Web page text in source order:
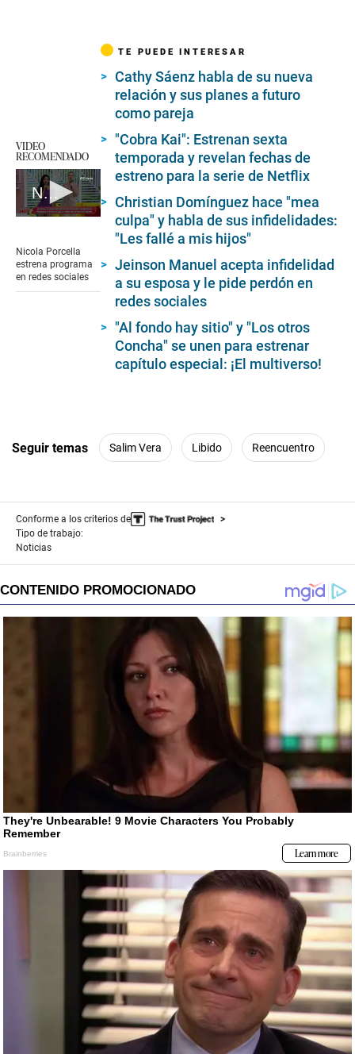
VIDEO
RECOMENDADO
Nicola Porcella estrena programa en redes sociales
of
3
minutes,
Nicola Porcella
estrena programa
en redes sociales
TE PUEDE INTERESAR
Cathy Sáenz habla de su nueva
relación y sus planes a futuro
como pareja
"Cobra Kai": Estrenan sexta
temporada y revelan fechas de
estreno para la serie de Netflix
Christian Domínguez hace "mea
culpa" y habla de sus infidelidades:
"Les fallé a mis hijos"
Jeinson Manuel acepta infidelidad
a su esposa y le pide perdón en
redes sociales
"Al fondo hay sitio" y "Los otros
Concha" se unen para estrenar
capítulo especial: ¡El multiverso!
Seguir temas Salim Vera Libido Reencuentro
Conforme a los criterios de
Tipo de trabajo:
Noticias